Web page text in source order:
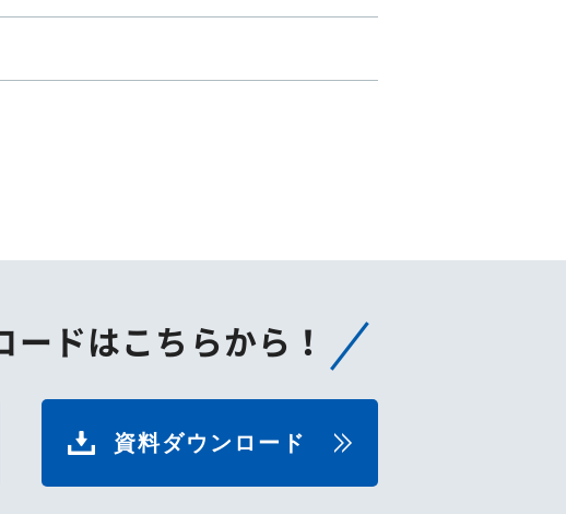
ードはこちらから！
資料ダウンロード